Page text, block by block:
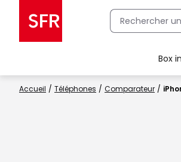
Box
Accueil Téléphones Comparateur